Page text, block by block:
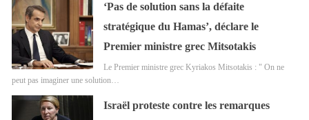
‘Pas de solution sans la défaite
stratégique du Hamas’, déclare le
Premier ministre grec Mitsotakis
Le Premier ministre grec Kyriakos Mitsotakis : " On ne
peut pas imaginer une solution…
Israël proteste contre les remarques